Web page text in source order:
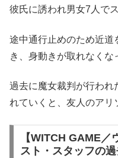
彼氏に誘われ男女7人で
途中通行止めのため近道
き、身動きが取れなくな
過去に魔女裁判が行われ
れていくと、友人のアリ
【WITCH GAME
スト・スタッフの